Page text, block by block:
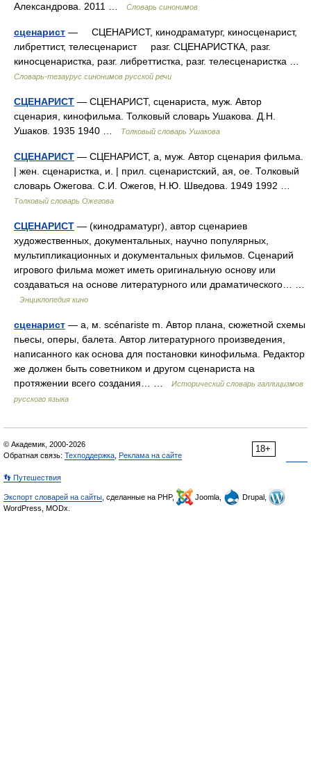
Александрова. 2011 …
Словарь синонимов
сценарист — СЦЕНАРИСТ, кинодраматург, киносценарист,
либреттист, телесценарист разг. СЦЕНАРИСТКА, разг.
киносценаристка, разг. либреттистка, разг. телесценаристка …
Словарь-тезаурус синонимов русской речи
СЦЕНАРИСТ — СЦЕНАРИСТ, сценариста, муж. Автор
сценария, кинофильма. Толковый словарь Ушакова. Д.Н.
Ушаков. 1935 1940 …
Толковый словарь Ушакова
СЦЕНАРИСТ — СЦЕНАРИСТ, а, муж. Автор сценария фильма.
| жен. сценаристка, и. | прил. сценаристский, ая, ое. Толковый
словарь Ожегова. С.И. Ожегов, Н.Ю. Шведова. 1949 1992 …
Толковый словарь Ожегова
СЦЕНАРИСТ — (кинодраматург), автор сценариев
художественных, документальных, научно популярных,
мультипликационных и документальных фильмов. Сценарий
игрового фильма может иметь оригинальную основу или
создаваться на основе литературного или драматического… …
Энциклопедия кино
сценарист — а, м. scénariste m. Автор плана, сюжетной схемы
пьесы, оперы, балета. Автор литературного произведения,
написанного как основа для постановки кинофильма. Редактор
же должен быть советником и другом сценариста на
протяжении всего создания… …
Исторический словарь галлицизмов
русского языка
18+
© Академик, 2000-2026
Обратная связь: Техподдержка Реклама на сайте
👣 Путешествия
Экспорт словарей на сайты , сделанные на PHP, Joomla,
Drupal,
WordPress, MODx.